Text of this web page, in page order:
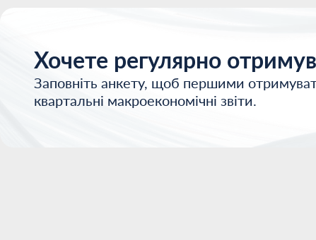
Хочете регулярно
Заповніть анкету, щоб першими
квартальні макроекономічні звіти.